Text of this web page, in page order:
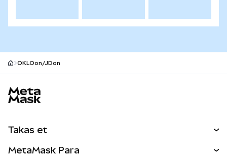
OKLOon/JDon
Takas et
MetaMask Para